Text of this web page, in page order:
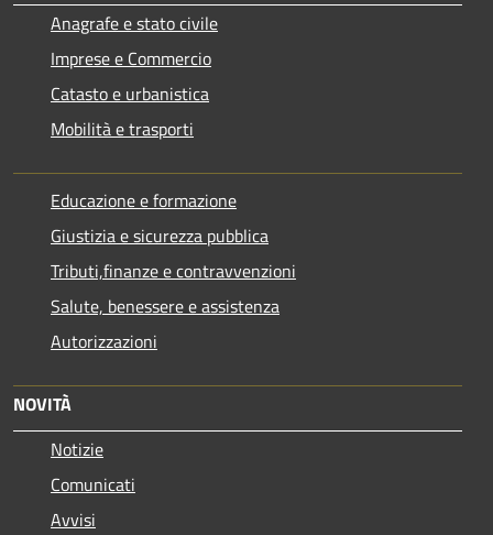
Anagrafe e stato civile
Imprese e Commercio
Catasto e urbanistica
Mobilità e trasporti
Educazione e formazione
Giustizia e sicurezza pubblica
Tributi,finanze e contravvenzioni
Salute, benessere e assistenza
Autorizzazioni
NOVITÀ
Notizie
Comunicati
Avvisi